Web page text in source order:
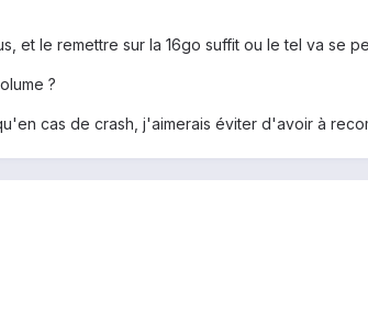
et le remettre sur la 16go suffit ou le tel va se
?
cas de crash, j'aimerais éviter d'avoir à